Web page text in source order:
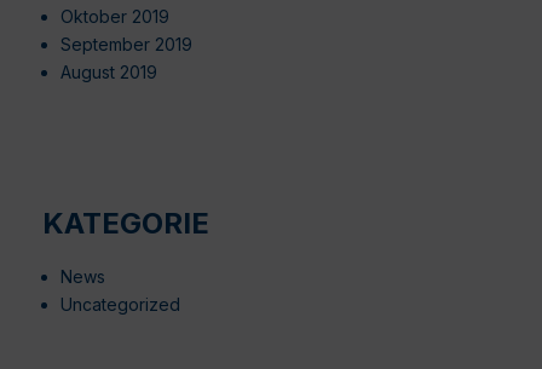
Oktober 2019
September 2019
August 2019
KATEGORIE
News
Uncategorized